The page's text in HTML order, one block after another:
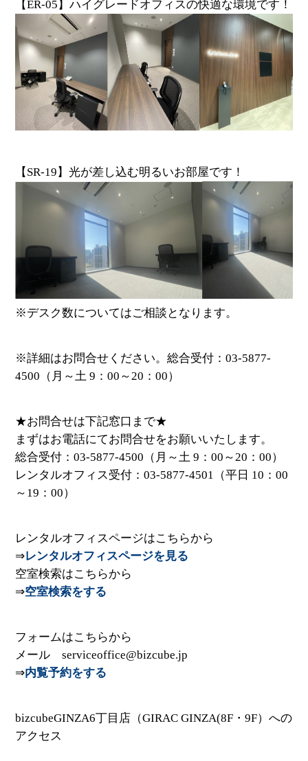
【ER-05】ハイグレードオフィスの快適な環境です！
【SR-19】光が差し込む明るいお部屋です！
※デスク数についてはご相談となります。
※詳細はお問合せください。総合受付：03-5877-
4500（月～土 9：00～20：00）
★お問合せは下記窓口まで★
まずはお電話にてお問合せをお願いいたします。
総合受付：03-5877-4500（月～土 9：00～20：00）
レンタルオフィス受付：03-5877-4501（平日 10：00
～19：00）
レンタルオフィスページはこちらから
⇒レンタルオフィスページを見る
空室検索はこちらから
⇒空室検索をする
フォームはこちらから
メール serviceoffice@bizcube.jp
⇒内覧予約をする
bizcubeGINZA6丁目店（GIRAC GINZA(8F・9F）への
アクセス